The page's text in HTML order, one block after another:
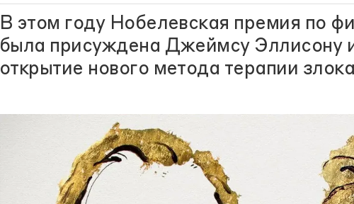
В этом году Нобелевская премия по
была присуждена Джеймсу Эллисону
открытие нового метода терапии